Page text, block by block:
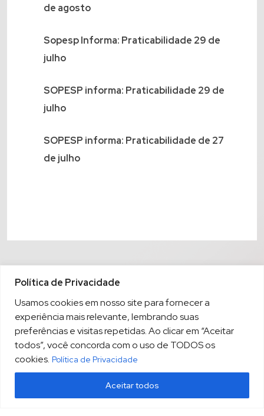
Política de Privacidade
Usamos cookies em nosso site para fornecer a
experiência mais relevante, lembrando suas
preferências e visitas repetidas. Ao clicar em “Aceitar
todos”, você concorda com o uso de TODOS os
cookies. Política de Privacidade
Aceitar todos
de agosto
Sopesp Informa: Praticabilidade 29 de
julho
SOPESP informa: Praticabilidade 29 de
julho
SOPESP informa: Praticabilidade de 27
de julho